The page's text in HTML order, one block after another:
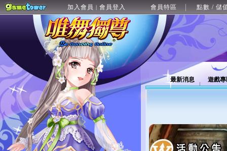
加入會員 | 會員登入 會員特區 點數 / 儲
最新消息 遊戲